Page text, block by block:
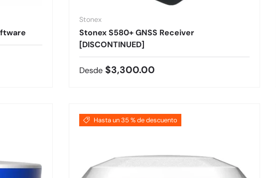
Stonex
Stonex S580+ GNSS Receiver
[DISCONTINUED]
Precio normal
Desde $3,300.00
Hasta un 35 % de descuento